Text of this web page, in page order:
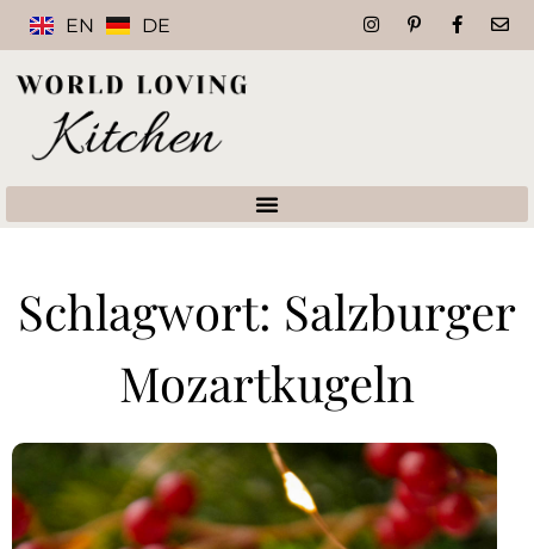
EN DE
Schlagwort: Salzburger
Mozartkugeln